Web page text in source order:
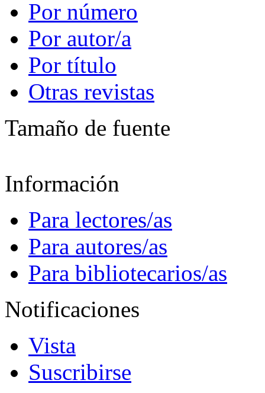
Por número
Por autor/a
Por título
Otras revistas
Tamaño de fuente
Información
Para lectores/as
Para autores/as
Para bibliotecarios/as
Notificaciones
Vista
Suscribirse